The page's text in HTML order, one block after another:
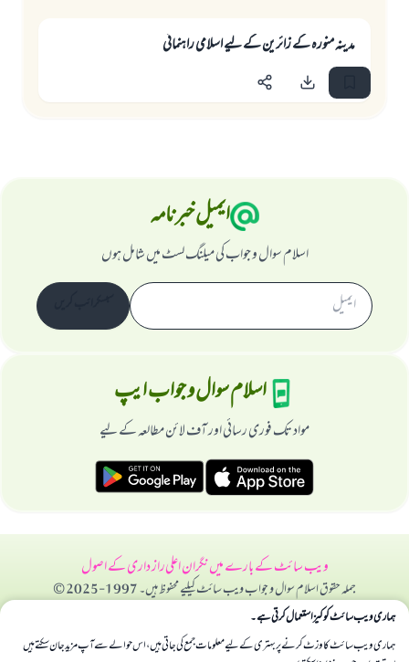
مدینہ منورہ کے زائرین کے لیے اسلامی راہنمائي
ایمیل خبرنامہ
اسلام سوال و جواب کی میلنگ لسٹ میں شامل ہوں
اسلام سوال و جواب ایپ
مواد تک فوری رسائی اور آف لائن مطالعہ کے لیے
ویب سائٹ کے بارے میںنگران اعلیراز داری کے اصول
جملہ حقوق اسلام سوال و جواب ویب سائٹ کیلیے محفوظ ہیں۔ 1997-2025 ©
ہماری ویب سائٹ کوکیز استعمال کرتی ہے۔
ہماری ویب سائٹ کا وزٹ کرنے پر بہتری کے لیے معلومات جمع کی جاتی ہیں، اس حوالے سے آپ مزید جان سکتے ہیں